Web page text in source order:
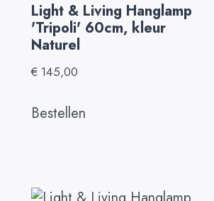
Light & Living Hanglamp
'Tripoli' 60cm, kleur
Naturel
€145,00
Bestellen